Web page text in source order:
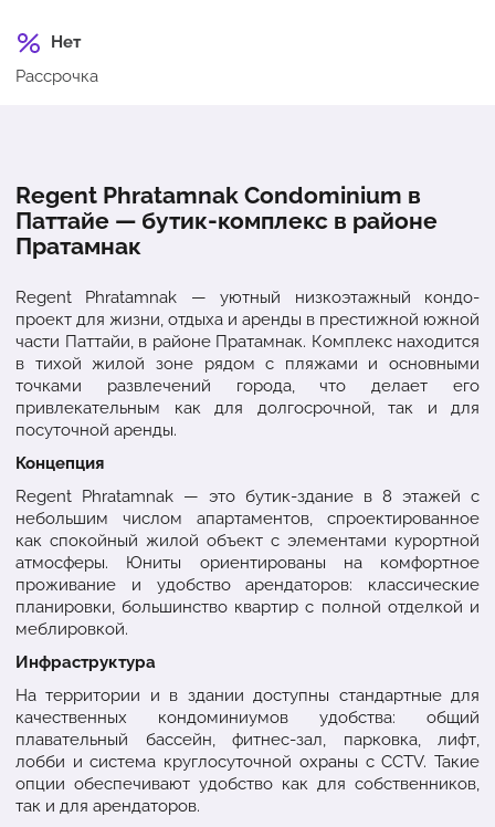
Нет
Рассрочка
Regent Phratamnak Condominium в
Паттайе — бутик-комплекс в районе
Пратамнак
Regent Phratamnak — уютный низкоэтажный кондо-
проект для жизни, отдыха и аренды в престижной южной
части Паттайи, в районе Пратамнак. Комплекс находится
в тихой жилой зоне рядом с пляжами и основными
точками развлечений города, что делает его
привлекательным как для долгосрочной, так и для
посуточной аренды.
Концепция
Regent Phratamnak — это бутик-здание в 8 этажей с
небольшим числом апартаментов, спроектированное
как спокойный жилой объект с элементами курортной
атмосферы. Юниты ориентированы на комфортное
проживание и удобство арендаторов: классические
планировки, большинство квартир с полной отделкой и
меблировкой.
Инфраструктура
На территории и в здании доступны стандартные для
качественных кондоминиумов удобства: общий
плавательный бассейн, фитнес-зал, парковка, лифт,
лобби и система круглосуточной охраны с CCTV. Такие
опции обеспечивают удобство как для собственников,
так и для арендаторов.